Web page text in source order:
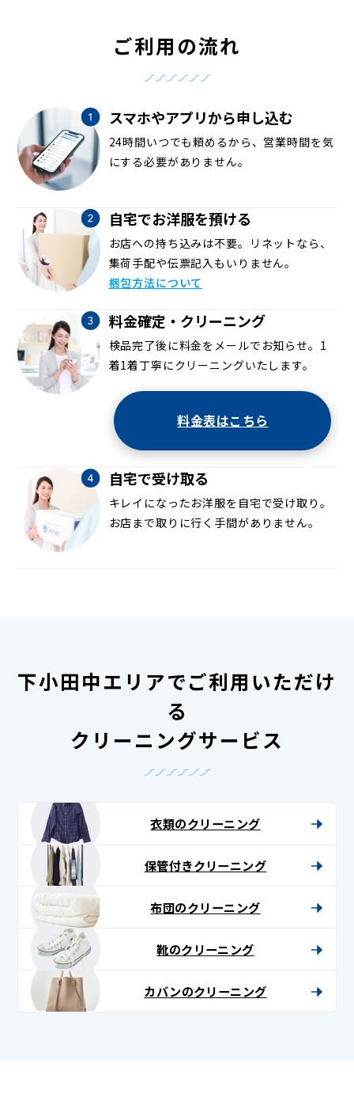
ご利用の流れ
スマホやアプリから申し込む
24時間いつでも頼めるから、営業時間を気
にする必要がありません。
自宅でお洋服を預ける
お店への持ち込みは不要。リネットなら、
集荷手配や伝票記入もいりません。
梱包方法について
料金確定・クリーニング
検品完了後に料金をメールでお知らせ。1
着1着丁寧にクリーニングいたします。
料金表はこちら
自宅で受け取る
キレイになったお洋服を自宅で受け取り。
お店まで取りに行く手間がありません。
下小田中エリアでご利用いただけ
る
クリーニングサービス
衣類のクリーニング
保管付きクリーニング
布団のクリーニング
靴のクリーニング
カバンのクリーニング